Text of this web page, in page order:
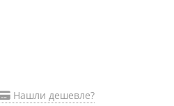
Нашли дешевле?